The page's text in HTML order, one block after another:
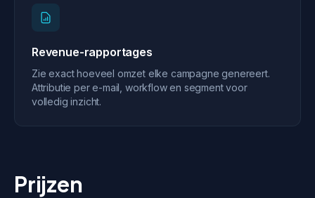
Revenue-rapportages
Zie exact hoeveel omzet elke campagne genereert.
Attributie per e-mail, workflow en segment voor
volledig inzicht.
Prijzen